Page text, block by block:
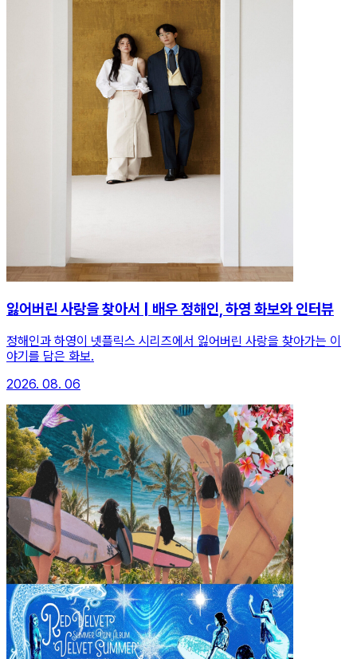
잃어버린 사랑을 찾아서 | 배우 정해인, 하영 화보와 인터뷰
정해인과 하영이 넷플릭스 시리즈에서 잃어버린 사랑을 찾아가는 이
야기를 담은 화보.
2026. 08. 06